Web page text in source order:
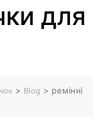
для
> Blog > ремінні